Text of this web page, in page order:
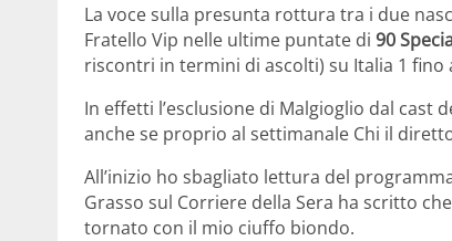
La voce sulla presunta rottura tra i due
Fratello Vip nelle ultime puntate di 90
riscontri in termini di ascolti) su Italia 1 fino
In effetti l’esclusione di Malgioglio dal cast
anche se proprio al settimanale Chi il
All’inizio ho sbagliato lettura del
Grasso sul Corriere della Sera ha scritto
tornato con il mio ciuffo biondo.